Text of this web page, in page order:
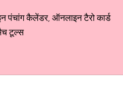
पंचांग कैलेंडर, ऑनलाइन टैरो कार्ड
टूल्स